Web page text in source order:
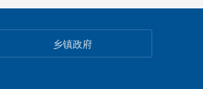
乡镇政府